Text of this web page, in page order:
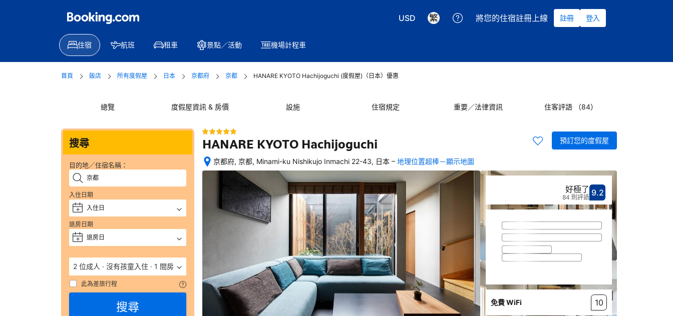
USD 將您的住宿註冊上線 註冊 登入
住宿 航班 租車 景點／活動 機場計程車
首頁 飯店 所有度假屋 日本 京都府 京都 HANARE KYOTO Hachijoguchi (度假屋)（日本）優惠
總覽 度假屋資訊 & 房價 設施 住宿規定 重要／法律資訊 住客評語 （84）
搜尋
目的地／住宿名稱：
入住日期
+ 入住日
退房日期
+ 退房日
2 位成人 · 沒有孩童入住 · 1 間房
此為差旅行程
搜尋
預訂您的度假屋
HANARE KYOTO Hachijoguchi
京都府, 京都, Minami-ku Nishikujo Inmachi 22-43, 日本
位
—
整
自
– 地理位置超棒－顯示地圖
分數9.2分
9.2評比好極了
好極了
84 則評語
免費 WiFi 10